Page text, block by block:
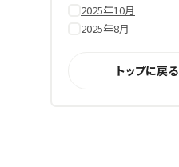
2025年10月
2025年8月
トップに戻る